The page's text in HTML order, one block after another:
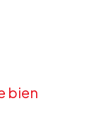
bien